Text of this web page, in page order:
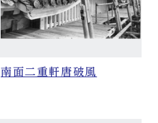
南面二重軒唐破風